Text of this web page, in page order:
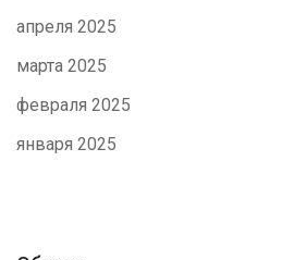
апреля 2025
марта 2025
февраля 2025
января 2025